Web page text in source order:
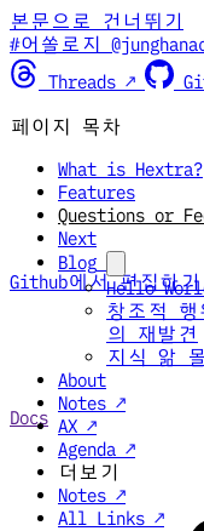
본문으로 건너뛰기
#어쏠로지
Threads ↗
Blog
Hello
창조적
의 재발견
지식 앎
About
Notes ↗
AX ↗
Agenda ↗
더보기
Notes ↗
All Links ↗
페이지 목차
What is Hextra?
Features
Questions or
Next
Github에서 편집하
Docs